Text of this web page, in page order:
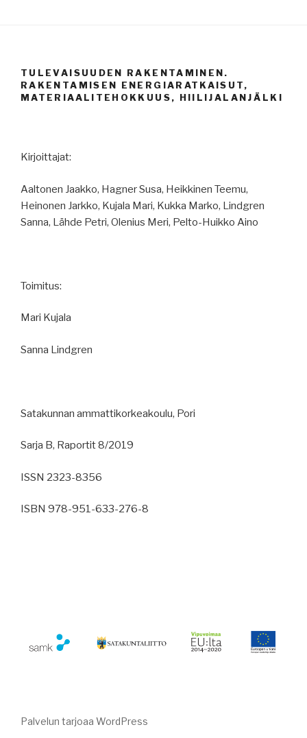
TULEVAISUUDEN RAKENTAMINEN.
RAKENTAMISEN ENERGIARATKAISUT,
MATERIAALITEHOKKUUS, HIILIJALANJÄLKI
Kirjoittajat:
Aaltonen Jaakko, Hagner Susa, Heikkinen Teemu,
Heinonen Jarkko, Kujala Mari, Kukka Marko, Lindgren
Sanna, Lähde Petri, Olenius Meri, Pelto-Huikko Aino
Toimitus:
Mari Kujala
Sanna Lindgren
Satakunnan ammattikorkeakoulu, Pori
Sarja B, Raportit 8/2019
ISSN 2323-8356
ISBN 978-951-633-276-8
Palvelun tarjoaa WordPress